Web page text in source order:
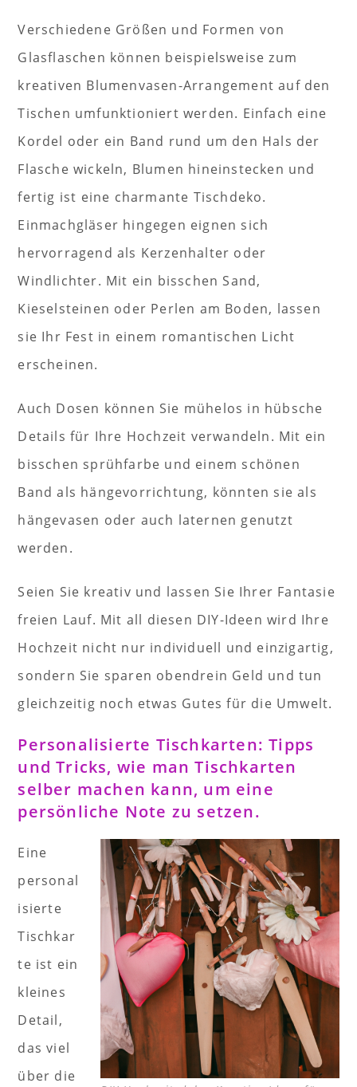
Verschiedene Größen und Formen von
Glasflaschen können beispielsweise zum
kreativen Blumenvasen-Arrangement auf den
Tischen umfunktioniert werden. Einfach eine
Kordel oder ein Band rund um den Hals der
Flasche wickeln, Blumen hineinstecken und
fertig ist eine charmante Tischdeko.
Einmachgläser hingegen eignen sich
hervorragend als Kerzenhalter oder
Windlichter. Mit ein bisschen Sand,
Kieselsteinen oder Perlen am Boden, lassen
sie Ihr Fest in einem romantischen Licht
erscheinen.
Auch Dosen können Sie mühelos in hübsche
Details für Ihre Hochzeit verwandeln. Mit ein
bisschen sprühfarbe und einem schönen
Band als hängevorrichtung, könnten sie als
hängevasen oder auch laternen genutzt
werden.
Seien Sie kreativ und lassen Sie Ihrer Fantasie
freien Lauf. Mit all diesen DIY-Ideen wird Ihre
Hochzeit nicht nur individuell und einzigartig,
sondern Sie sparen obendrein Geld und tun
gleichzeitig noch etwas Gutes für die Umwelt.
Personalisierte Tischkarten: Tipps
und Tricks, wie man Tischkarten
selber machen kann, um eine
persönliche Note zu setzen.
Eine
personal
isierte
Tischkar
te ist ein
kleines
Detail,
das viel
über die